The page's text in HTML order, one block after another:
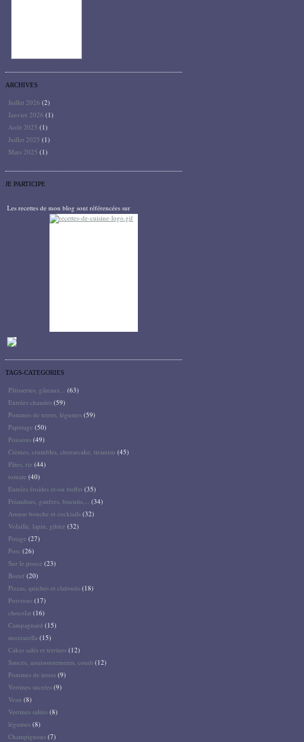
ARCHIVES
Juillet 2026 (2)
Janvier 2026 (1)
Août 2025 (1)
Juillet 2025 (1)
Mars 2025 (1)
JE PARTICIPE
Les recettes de mon blog sont référencées sur
TAGS-CATÉGORIES
Pâtisseries, gâteaux... (63)
Entrées chaudes (59)
Pommes de terres, légumes (59)
Papotage (50)
Poissons (49)
Crèmes, crumbles, cheesecake, tiramisu (45)
Pâtes, riz (44)
tomate (40)
Entrées froides et-ou buffet (35)
Friandises, gaufres, biscuits,... (34)
Amuse bouche et cocktails (32)
Volaille, lapin, gibier (32)
Potage (27)
Porc (26)
Sur le pouce (23)
Boeuf (20)
Pizzas, quiches et clafoutis (18)
Poivrons (17)
chocolat (16)
Campagnard (15)
mozzarella (15)
Cakes salés et terrines (12)
Sauces, assaisonnements, condi (12)
Pommes de terres (9)
Verrines sucrées (9)
Veau (8)
Verrines salées (8)
légumes (8)
Champignons (7)